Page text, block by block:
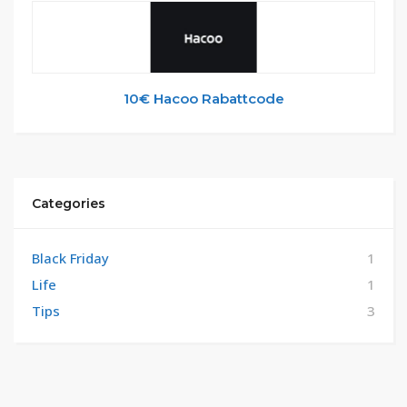
10€ Hacoo Rabattcode
Categories
Black Friday
1
Life
1
Tips
3